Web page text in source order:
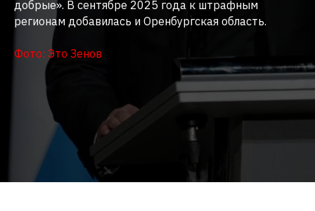
добрые». В сентябре 2025 года к штрафным
регионам добавилась и Оренбургская область.
Фото: Это Зенов